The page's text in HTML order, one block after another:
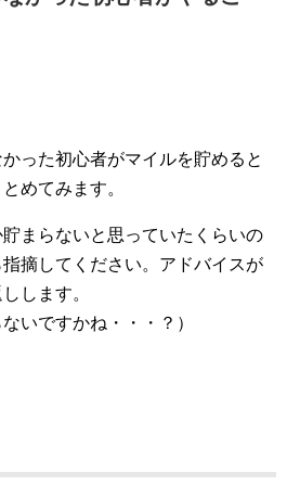
った初心者がマイルを貯めると
めてみます。
まらないと思っていたくらいの
摘してください。アドバイスが
します。
いですかね・・・？）